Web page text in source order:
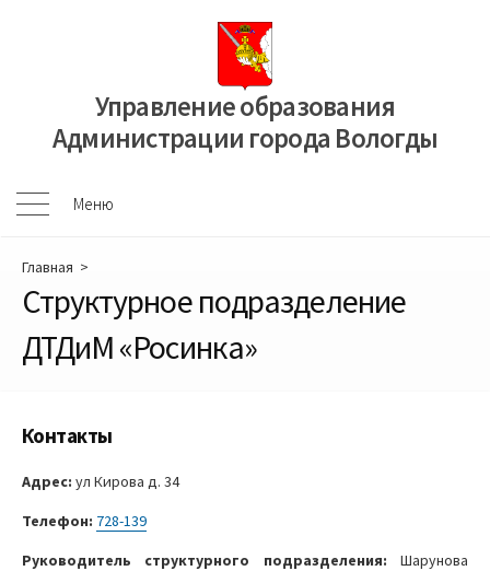
Управление образования
Администрации города Вологды
Меню
Меню
Главная >
Структурное подразделение
ДТДиМ «Росинка»
Контакты
Адрес: ул Кирова д. 34
Телефон: 728-139
Руководитель структурного подразделения: Шарунова